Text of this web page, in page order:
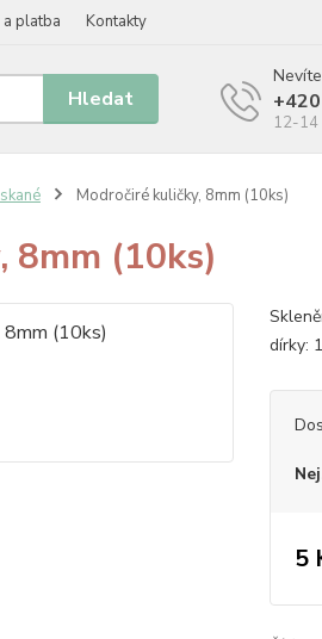
platba Kontakty
Hledat
12-14
Modročiré kuličky, 8mm (10ks)
8mm (10ks)
dírky:
5